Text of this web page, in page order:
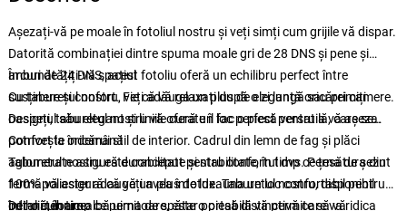
Așezați-vă pe moale în fotoliul nostru și veți simți cum grijile vă dispar.
Datorită combinației dintre spuma moale gri de 28 DNS și pene și
arcuri de 24 DNS, acest fotoliu oferă un echilibru perfect între
susținere și confort. Fie că vă relaxați după o zi lungă sau primiți
oaspeți, taburetul nostru vă oferă un loc perfect pentru a vă așeza.
Îmbunătățiți-vă spațiul
Cu taburetul nostru, veți adăuga un plus de eleganță oricărei camere.
Designul său elegant și liniile curate îl fac o piesă versatilă, care se
potrivește oricărui stil de interior. Cadrul din lemn de fag și plăci
aglomerate asigură durabilitate și stabilitate, în timp ce țesătura din
100% poliester adaugă un plus de lux. Taburetul nostru, disponibil
într-o culoare albă uimitoare, este o piesă distinctivă care va ridica
Confort la îndemână
Taburetul nostru este conceput pentru confortul dvs. Perna de șezut
fermă vă asigură că veți avea întotdeauna un loc confortabil pentru
odihnă, în timp ce perna de spătar portabilă vă permite să vă
Detalii tehnice: